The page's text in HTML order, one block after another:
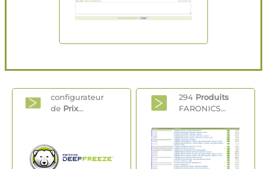
configurateur
de Prix...
294 Produits
FARONICS...